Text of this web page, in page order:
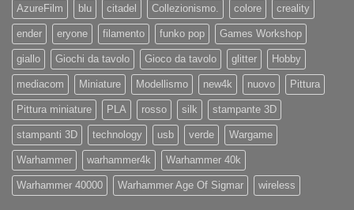
AzureFilm blu citadel Collezionismo. colore creality
ender eryone filamento funko pop Games Workshop
giallo Giochi da tavolo Gioco da tavolo glitter Hobby
mediacom Miniature Modellismo new4k nuovo Pittura
Pittura miniature PLA rosso silk stampante 3D
stampanti 3D technology usb verde Wargame
Warhammer warhammer4k Warhammer 40k
Warhammer 40000 Warhammer Age Of Sigmar wireless